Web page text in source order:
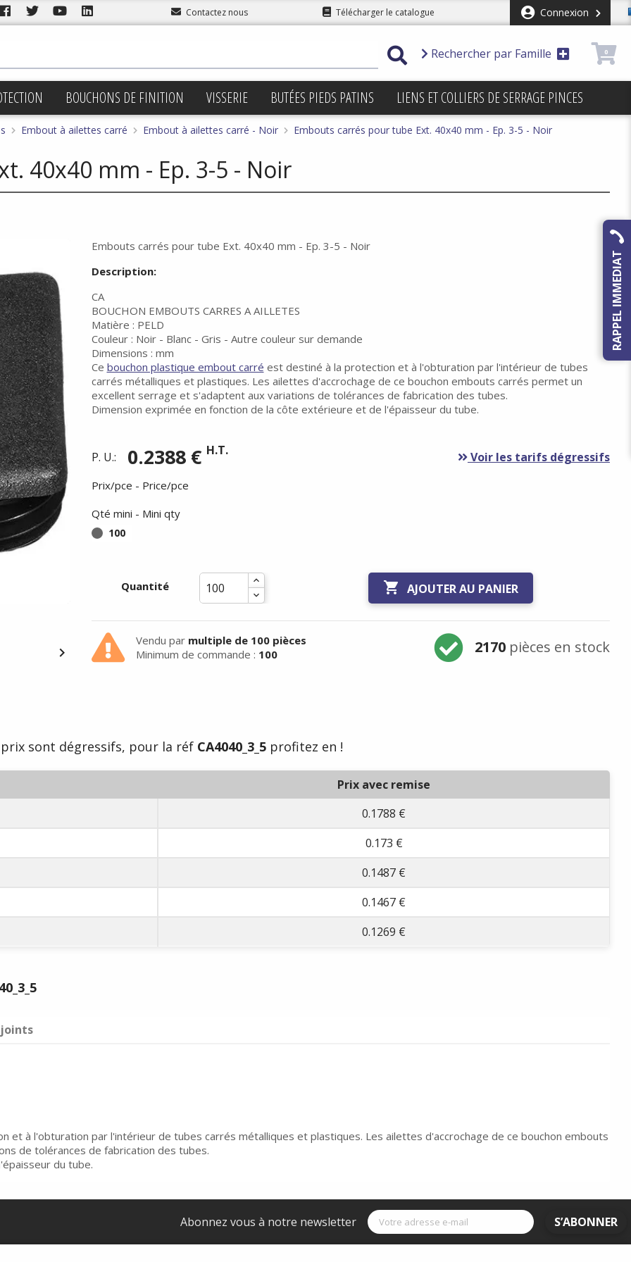
Contactez nous Télécharger le catalogue Connexion
Rechercher par Famille 0
BOUCHONS DE FINITION VISSERIE BUTÉES PIEDS PATINS LIENS ET COLLIERS DE SERRAGE PINCES
Embout à ailettes carré Embout à ailettes carré - Noir Embouts carrés pour tube Ext. 40x40 mm - Ep. 3-5 - Noir
40x40 mm - Ep. 3-5 - Noir

Embouts carrés pour tube Ext. 40x40 mm - Ep. 3-5 - Noir
Description:
CA
BOUCHON EMBOUTS CARRES A AILLETES
Matière : PELD
Couleur : Noir - Blanc - Gris - Autre couleur sur demande
Dimensions : mm
Ce bouchon plastique embout carré est destiné à la protection et à l'obturation par l'intérieur de tubes
carrés métalliques et plastiques. Les ailettes d'accrochage de ce bouchon embouts carrés permet un
excellent serrage et s'adaptent aux variations de tolérances de fabrication des tubes.
Dimension exprimée en fonction de la côte extérieure et de l'épaisseur du tube.
P. U.: 0.2388 € H.T. Voir les tarifs dégressifs
Prix/pce - Price/pce
Qté mini - Mini qty
100
Quantité  AJOUTER AU PANIER
Vendu par multiple de 100 pièces
Minimum de commande : 100 2170pièces en stock
sont dégressifs, pour la réf CA4040_3_5profitez en !
Prix avec remise
0.1788 €
0.173 €
0.1487 €
0.1467 €
0.1269 €
et à l'obturation par l'intérieur de tubes carrés métalliques et plastiques. Les ailettes d'accrochage de ce bouchon embouts
de tolérances de fabrication des tubes.
du tube.
Abonnez vous à notre newsletter S’ABONNER
RAPPEL IMMEDIAT
Congés d'été du
07/26 au soir au 17/08/26 au
matin -